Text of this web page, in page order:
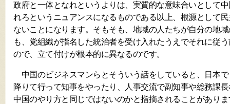
政府と一体となれというよりは、実質的な意味合いとして
れろというニュアンスになるものである以上、根源として
ないことになります。そもそも、地域の人たちが自分の地
も、党組織が指名した統治者を受け入れたうえでそれに従
ので、立て付けが根本的に異なるのです。
中国のビジネスマンらとそういう話をしていると、日本
降りて行って知事をやったり、人事交流で副知事や総務課
中国のやり方と同じではないのかと指摘されることがあり